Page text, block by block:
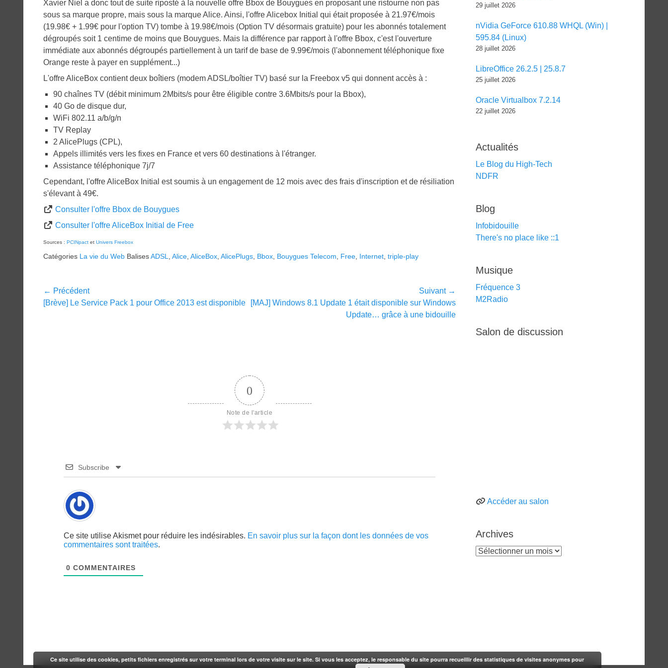
Xavier Niel a donc tout de suite riposté à la nouvelle offre Bbox de Bouygues en proposant une ristourne non pas
sous sa marque propre, mais sous la marque Alice. Ainsi, l'offre Alicebox Initial qui était proposée à 21.97€/mois
(19.98€ + 1.99€ pour l'option TV) tombe à 19.98€/mois (Option TV désormais gratuite) pour les abonnés totalement
dégroupés soit 1 centime de moins que Bouygues. Mais la différence par rapport à l'offre Bbox, c'est l'ouverture
immédiate aux abonnés dégroupés partiellement à un tarif de base de 9.99€/mois (l'abonnement téléphonique fixe
Orange reste à payer en supplément...)
L'offre AliceBox contient deux boîtiers (modem ADSL/boîtier TV) basé sur la Freebox v5 qui donnent accès à :
90 chaînes TV (débit minimum 2Mbits/s pour être éligible contre 3.6Mbits/s pour la Bbox),
40 Go de disque dur,
WiFi 802.11 a/b/g/n
TV Replay
2 AlicePlugs (CPL),
Appels illimités vers les fixes en France et vers 60 destinations à l'étranger.
Assistance téléphonique 7j/7
Cependant, l'offre AliceBox Initial est soumis à un engagement de 12 mois avec des frais d'inscription et de résiliation
s'élevant à 49€.
Consulter l'offre Bbox de Bouygues
Consulter l'offre AliceBox Initial de Free
Sources : PCINpact et Univers Freebox
Catégories La vie du Web BalisesADSL Alice AliceBox AlicePlugs Bbox Bouygues Telecom Free Internet triple-play
Navigation
de
← Précédent
Article
[Brève] Le Service Pack 1 pour Office 2013 est disponible
Suivant →
Article
[MAJ] Windows 8.1 Update 1 était disponible sur Windows
Update… grâce à une bidouille
0
Note de l'article
Subscribe
Ce site utilise Akismet pour réduire les indésirables. En savoir plus sur la façon dont les données de vos
commentaires sont traitées.
0 COMMENTAIRES
29 juillet 2026
nVidia GeForce 610.88 WHQL (Win) |
595.84 (Linux)
28 juillet 2026
LibreOffice 26.2.5 | 25.8.7
25 juillet 2026
Oracle Virtualbox 7.2.14
22 juillet 2026
Actualités
Le Blog du High-Tech
NDFR
Blog
Infobidouille
There's no place like ::1
Musique
Fréquence 3
M2Radio
Salon de discussion
Accéder au salon
Archives
Archives
Ce site utilise des cookies, petits fichiers enregistrés sur votre terminal lors de votre visite sur le site. Si vous les acceptez, le responsable du site pourra recueillir des statistiques de visites anonymes pour